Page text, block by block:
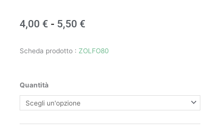
4,00 € - 5,50 €
4,00 €
Scheda prodotto : ZOLFO80
Quantità
Zolfo
80
-